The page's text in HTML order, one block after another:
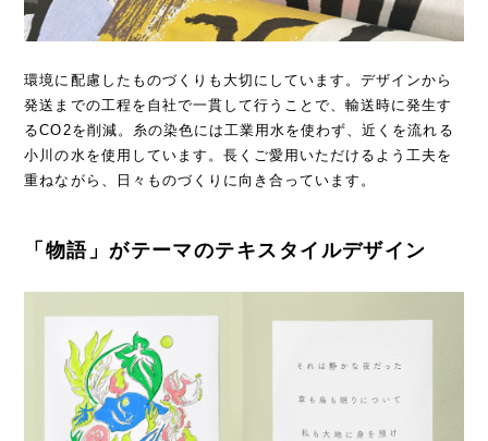
環境に配慮したものづくりも大切にしています。デザインから
発送までの工程を自社で一貫して行うことで、輸送時に発生す
るCO2を削減。糸の染色には工業用水を使わず、近くを流れる
小川の水を使用しています。長くご愛用いただけるよう工夫を
重ねながら、日々ものづくりに向き合っています。
「物語」がテーマのテキスタイルデザイン